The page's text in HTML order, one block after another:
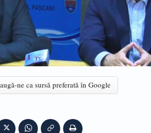
ne ca sursă preferată în Google